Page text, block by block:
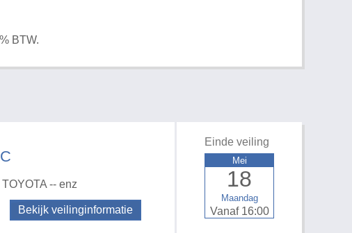
BTW.
-- enz
Bekijk veilinginformatie
Einde veiling
Maandag
18
Mei
Vanaf 16:00